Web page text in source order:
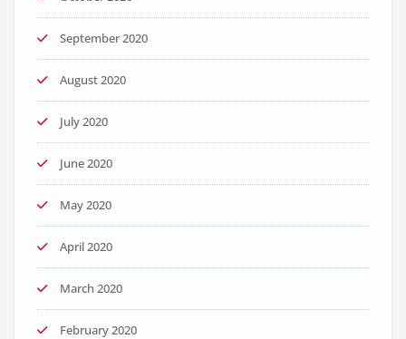
September 2020
August 2020
July 2020
June 2020
May 2020
April 2020
March 2020
February 2020